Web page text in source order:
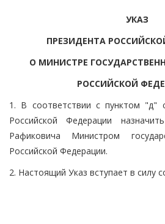
УКАЗ
ПРЕЗИДЕНТА
О МИНИСТРЕ
РОССИЙСКОЙ
1. В соответствии с пунктом "д"
Российской Федерации
Рафиковича Министром
Российской Федерации.
2. Настоящий Указ вступает в силу